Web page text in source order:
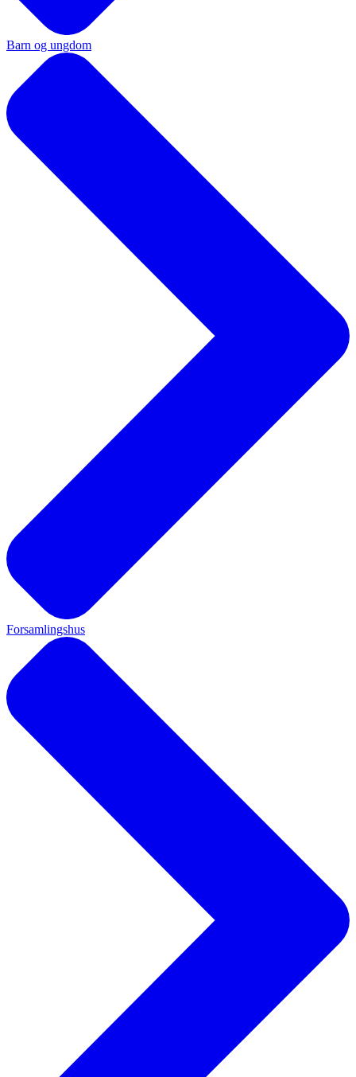
Barn og ungdom
Forsamlingshus